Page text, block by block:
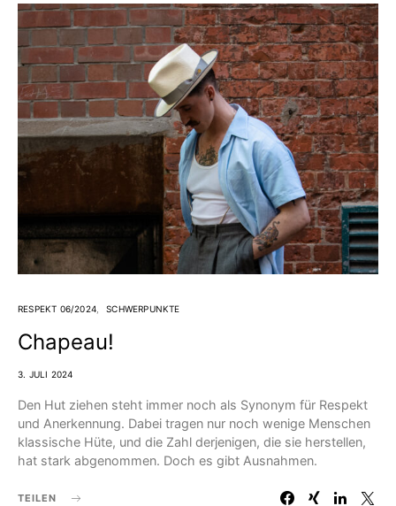
RESPEKT 06/2024 SCHWERPUNKTE
Chapeau!
3. JULI 2024
Den Hut ziehen steht immer noch als Synonym für Respekt
und Anerkennung. Dabei tragen nur noch wenige Menschen
klassische Hüte, und die Zahl derjenigen, die sie herstellen,
hat stark abgenommen. Doch es gibt Ausnahmen.
TEILEN